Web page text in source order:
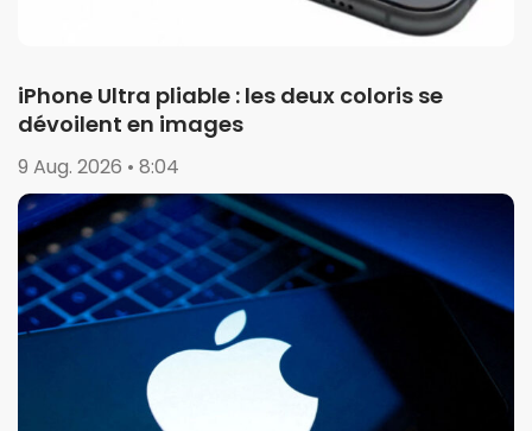
iPhone Ultra pliable : les deux coloris se
dévoilent en images
9 Aug. 2026 • 8:04